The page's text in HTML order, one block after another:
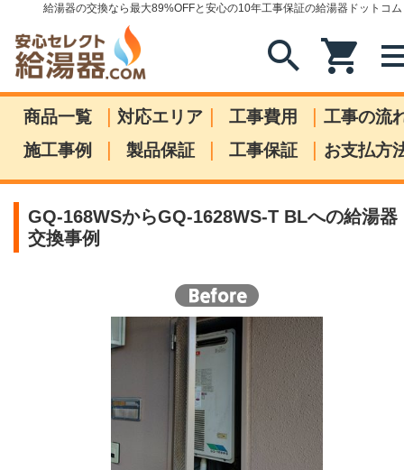
給湯器の交換なら最大89%OFFと安心の10年工事保証の給湯器ドットコム
search shopping_cart
商品一覧 | 対応エリア | 工事費用 | 工事の流
施工事例
| 製品保証 | 工事保証 | お支払方
GQ-168WSからGQ-1628WS-T BLへの給湯器
交換事例